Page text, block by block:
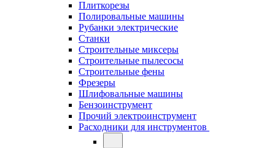
Плиткорезы
Полировальные машины
Рубанки электрические
Станки
Строительные миксеры
Строительные пылесосы
Строительные фены
Фрезеры
Шлифовальные машины
Бензоинструмент
Прочий электроинструмент
Расходники для инструментов